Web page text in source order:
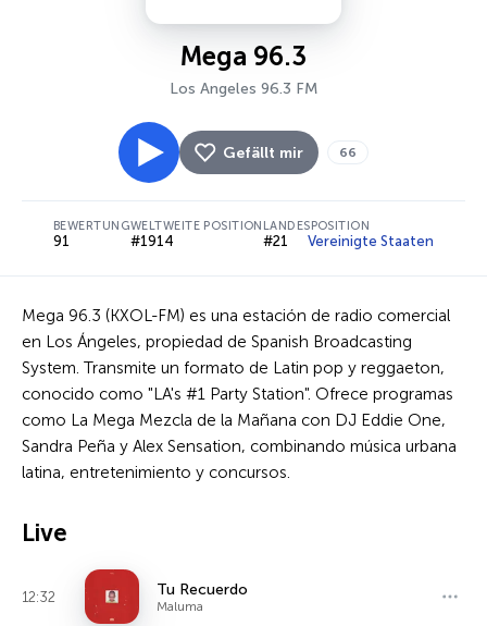
Mega 96.3
Los Angeles 96.3 FM
Gefällt mir 66
BEWERTUNG
91
WELTWEITE POSITION
#1914
LANDESPOSITION
#21 Vereinigte Staaten
Mega 96.3 (KXOL-FM) es una estación de radio comercial
en Los Ángeles, propiedad de Spanish Broadcasting
System. Transmite un formato de Latin pop y reggaeton,
conocido como "LA's #1 Party Station". Ofrece programas
como La Mega Mezcla de la Mañana con DJ Eddie One,
Sandra Peña y Alex Sensation, combinando música urbana
latina, entretenimiento y concursos.
Live
12:32 Tu Recuerdo
Maluma